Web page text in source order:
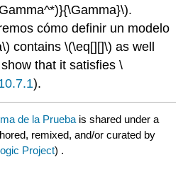
.
cómo definir un modelo
contains\(\eq[][]\) as well
that it satisfies\
).
de la Prueba is shared under a
remixed, and/or curated by
Project) .